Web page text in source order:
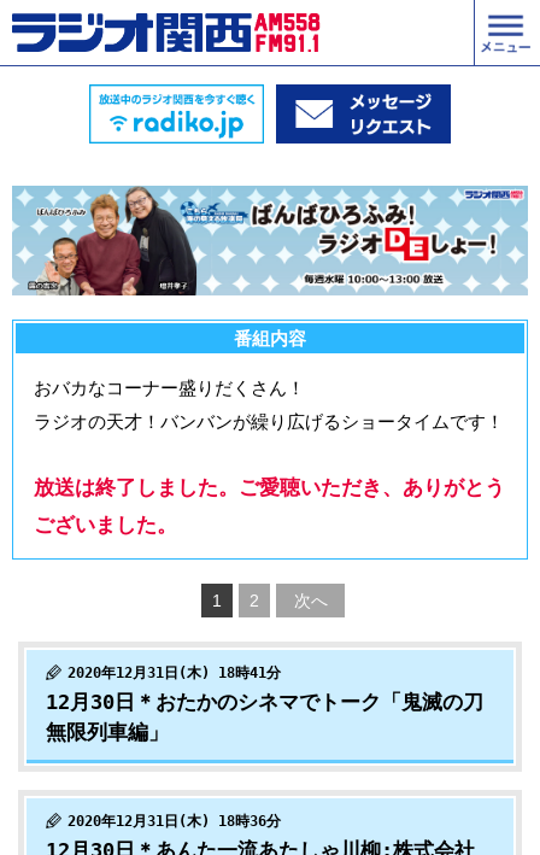
番組内容
おバカなコーナー盛りだくさん！
ラジオの天才！バンバンが繰り広げるショータイムです！
放送は終了しました。ご愛聴いただき、ありがとう
ございました。
1 2 次へ
2020年12月31日(木) 18時41分
12月30日＊おたかのシネマでトーク「鬼滅の刀
無限列車編」
2020年12月31日(木) 18時36分